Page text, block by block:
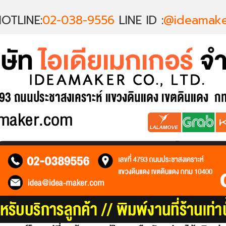
02-038-9556 LINE ID :